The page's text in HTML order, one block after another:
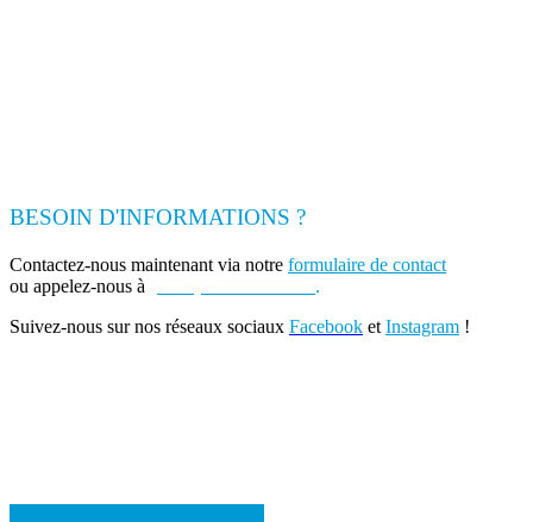
BESOIN D'INFORMATIONS ?
Contactez-nous maintenant via notre formulaire de contact
ou appelez-nous à
.
Suivez-nous sur nos réseaux sociaux Facebook et Instagram !